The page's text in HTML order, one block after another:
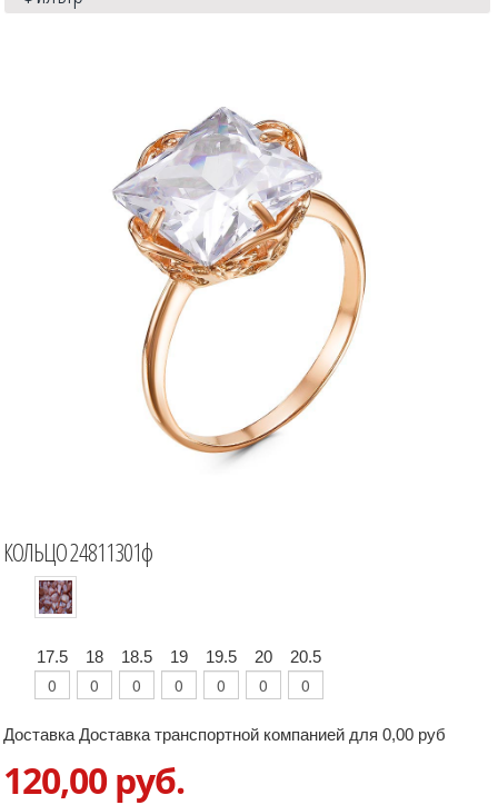
КОЛЬЦО 24811301ф
17.5 18 18.5 19 19.5 20 20.5
Доставка Доставка транспортной компанией для 0,00 руб
120,00 руб.